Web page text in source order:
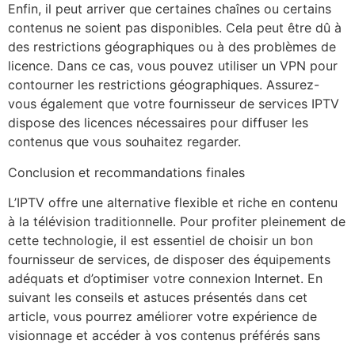
Enfin, il peut arriver que certaines chaînes ou certains
contenus ne soient pas disponibles. Cela peut être dû à
des restrictions géographiques ou à des problèmes de
licence. Dans ce cas, vous pouvez utiliser un VPN pour
contourner les restrictions géographiques. Assurez-
vous également que votre fournisseur de services IPTV
dispose des licences nécessaires pour diffuser les
contenus que vous souhaitez regarder.
Conclusion et recommandations finales
L’IPTV offre une alternative flexible et riche en contenu
à la télévision traditionnelle. Pour profiter pleinement de
cette technologie, il est essentiel de choisir un bon
fournisseur de services, de disposer des équipements
adéquats et d’optimiser votre connexion Internet. En
suivant les conseils et astuces présentés dans cet
article, vous pourrez améliorer votre expérience de
visionnage et accéder à vos contenus préférés sans